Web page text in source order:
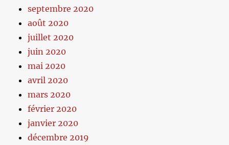
septembre 2020
août 2020
juillet 2020
juin 2020
mai 2020
avril 2020
mars 2020
février 2020
janvier 2020
décembre 2019